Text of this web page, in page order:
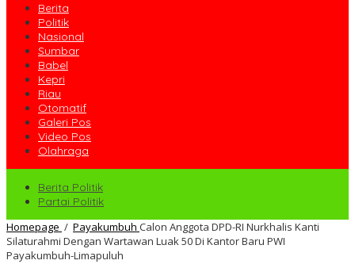
Berita
Politik
Nasional
Sumbar
Babel
Kepri
Riau
Otomatif
Galeri Pos
Video Pos
Olahraga
Berita Politik
Partai Politik
Homepage / Payakumbuh Calon Anggota DPD-RI Nurkhalis Kanti
Silaturahmi Dengan Wartawan Luak 50 Di Kantor Baru PWI
Payakumbuh-Limapuluh